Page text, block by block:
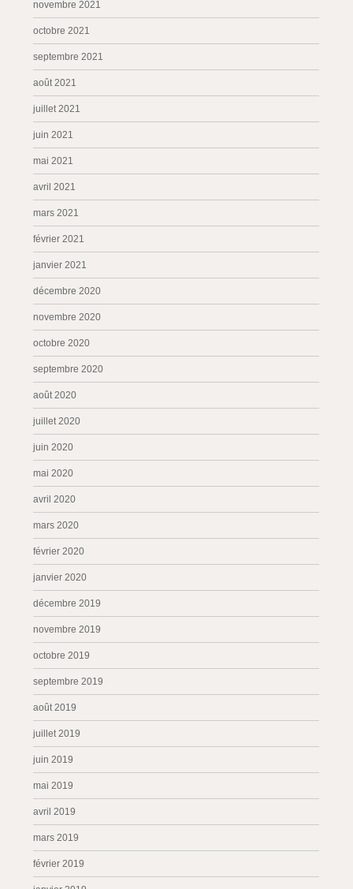
novembre 2021
octobre 2021
septembre 2021
août 2021
juillet 2021
juin 2021
mai 2021
avril 2021
mars 2021
février 2021
janvier 2021
décembre 2020
novembre 2020
octobre 2020
septembre 2020
août 2020
juillet 2020
juin 2020
mai 2020
avril 2020
mars 2020
février 2020
janvier 2020
décembre 2019
novembre 2019
octobre 2019
septembre 2019
août 2019
juillet 2019
juin 2019
mai 2019
avril 2019
mars 2019
février 2019